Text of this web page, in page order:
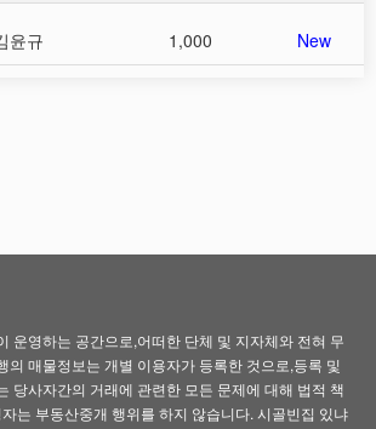
윤규 1,000 New
운영하는 공간으로,어떠한 단체 및 지자체와 전혀 무
의 매물정보는 개별 이용자가 등록한 것으로,등록 및
당사자간의 거래에 관련한 모든 문제에 대해 법적 책
는 부동산중개 행위를 하지 않습니다. 시골빈집 있냐